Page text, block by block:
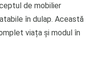
de mobilier
în dulap. Această
viața și modul în